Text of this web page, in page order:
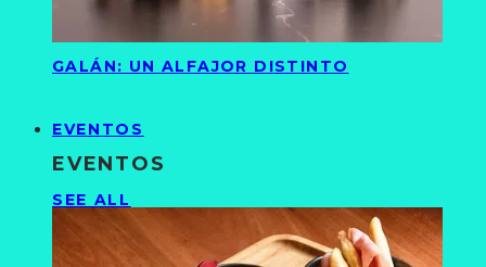
GALÁN: UN ALFAJOR DISTINTO
EVENTOS
EVENTOS
SEE ALL